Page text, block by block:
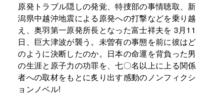
原発トラブル隠しの発覚、特捜部の事情聴取、新
潟県中越沖地震による原発への打撃などを乗り越
え、奥羽第一原発所長となった富士祥夫を 3月11
日、巨大津波が襲う。未曽有の事態を前に彼はど
のように決断したのか。日本の命運を背負った男
の生涯と原子力の功罪を、七〇名以上に上る関係
者への取材をもとに炙り出す感動のノンフィクシ
ョンノベル!